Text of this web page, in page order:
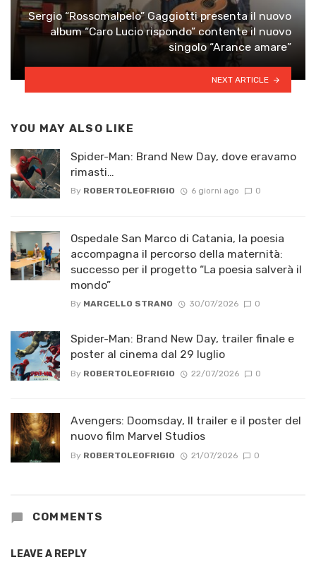
Sergio “Rossomalpelo” Gaggiotti presenta il nuovo
album “Caro Lucio rispondo” contente il nuovo
singolo “Arance amare”
NEXT ARTICLE
YOU MAY ALSO LIKE
Spider-Man: Brand New Day, dove eravamo
rimasti…
By ROBERTOLEOFRIGIO 6 giorni ago 0
Ospedale San Marco di Catania, la poesia
accompagna il percorso della maternità:
successo per il progetto “La poesia salverà il
mondo”
By MARCELLO STRANO 30/07/2026 0
Spider-Man: Brand New Day, trailer finale e
poster al cinema dal 29 luglio
By ROBERTOLEOFRIGIO 22/07/2026 0
Avengers: Doomsday, Il trailer e il poster del
nuovo film Marvel Studios
By ROBERTOLEOFRIGIO 21/07/2026 0
COMMENTS
LEAVE A REPLY